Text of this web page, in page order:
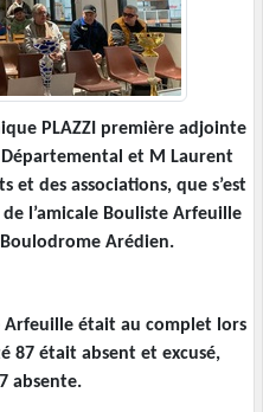
PLAZZI première adjointe
et M Laurent
et des associations, que s’est
l’amicale Bouliste Arfeuille
Arédien.
Arfeuille était au complet lors
87 était absent et excusé,
absente.